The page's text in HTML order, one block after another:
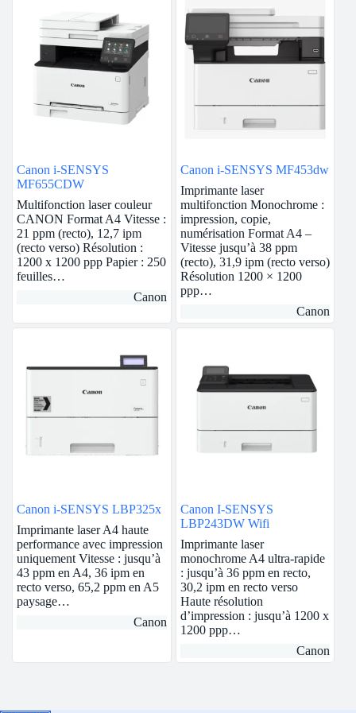
Canon i-SENSYS
MF655CDW
Multifonction laser couleur
CANON Format A4 Vitesse :
21 ppm (recto), 12,7 ipm
(recto verso) Résolution :
1200 x 1200 ppp Papier : 250
feuilles…
Canon
Canon i-SENSYS MF453dw
Imprimante laser
multifonction Monochrome :
impression, copie,
numérisation Format A4 –
Vitesse jusqu’à 38 ppm
(recto), 31,9 ipm (recto verso)
Résolution 1200 × 1200
ppp…
Canon
Canon i-SENSYS LBP325x
Imprimante laser A4 haute
performance avec impression
uniquement Vitesse : jusqu’à
43 ppm en A4, 36 ipm en
recto verso, 65,2 ppm en A5
paysage…
Canon
Canon I-SENSYS
LBP243DW Wifi
Imprimante laser
monochrome A4 ultra-rapide
: jusqu’à 36 ppm en recto,
30,2 ipm en recto verso
Haute résolution
d’impression : jusqu’à 1200 x
1200 ppp…
Canon